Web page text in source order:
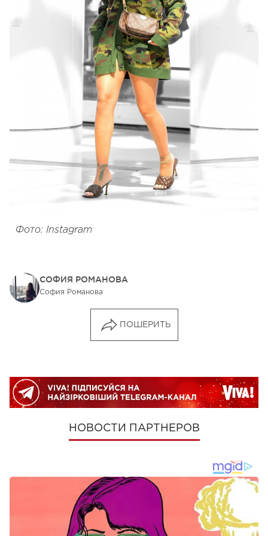
Фото: Instagram
СОФИЯ РОМАНОВА
София Романова
ПОШЕРИТЬ
НОВОСТИ ПАРТНЕРОВ